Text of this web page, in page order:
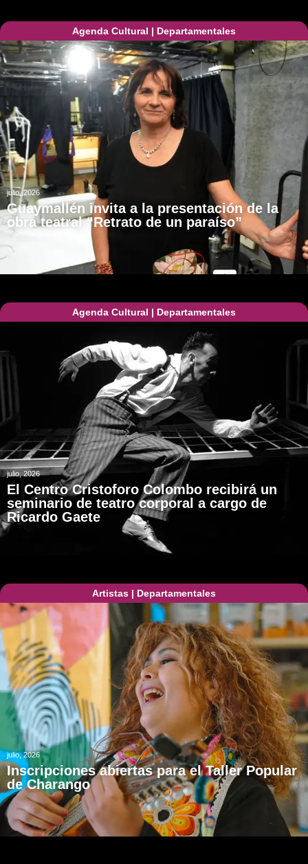
Agenda Cultural | Departamentales
julio, 2026
Guaymallén invita a la presentación de la
obra teatral “Retrato de un paraíso”
Agenda Cultural | Departamentales
julio, 2026
El Centro Cristoforo Colombo recibirá un
seminario de teatro corporal a cargo de
Ricardo Gaete
Artistas | Departamentales
julio, 2026
Inscripciones abiertas para el Taller Popular
de Charango